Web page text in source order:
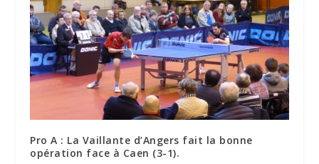
Pro A : La Vaillante d’Angers fait la bonne
opération face à Caen (3-1).